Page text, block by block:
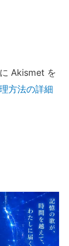
Akismet を
方法の詳細